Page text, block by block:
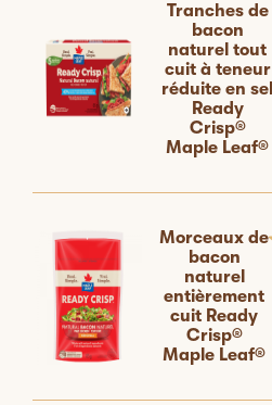
Tranches de
bacon
naturel tout
cuit à teneur
réduite en sel
Ready
Crisp®
Maple Leaf®
Morceaux de
bacon
naturel
entièrement
cuit Ready
Crisp®
Maple Leaf®